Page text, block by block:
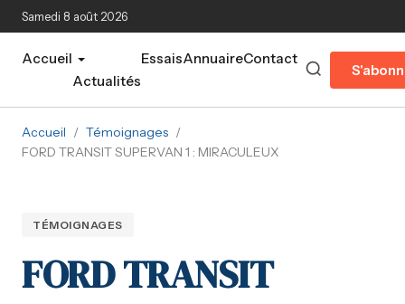
Aller au contenu principal
Samedi 8 août 2026
Accueil
Actualités
EssaisAnnuaireContact
Accueil / Témoignages /
FORD TRANSIT SUPERVAN 1 : MIRACULEUX
TÉMOIGNAGES
FORD TRANSIT